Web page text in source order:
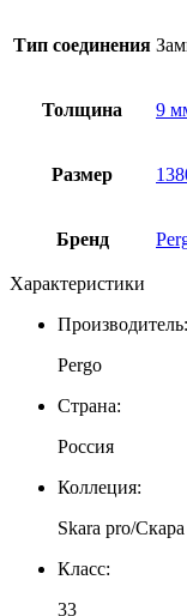
Тип соединения
Толщина 9
Размер
Бренд
Характеристики
Производитель:
Pergo
Страна:
Россия
Коллеция:
Skara pro/
Класс:
33